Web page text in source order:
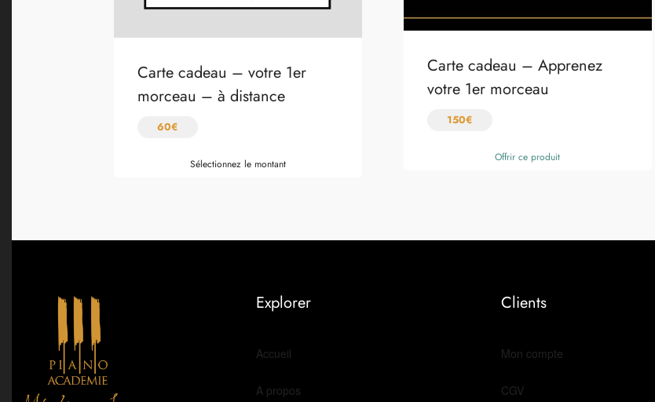
Carte cadeau – votre 1er
morceau – à distance
60€
Sélectionnez le montant
Carte cadeau – Apprenez
votre 1er morceau
150€
Offrir ce produit
Explorer
Accueil
A propos
Clients
Mon compte
CGV